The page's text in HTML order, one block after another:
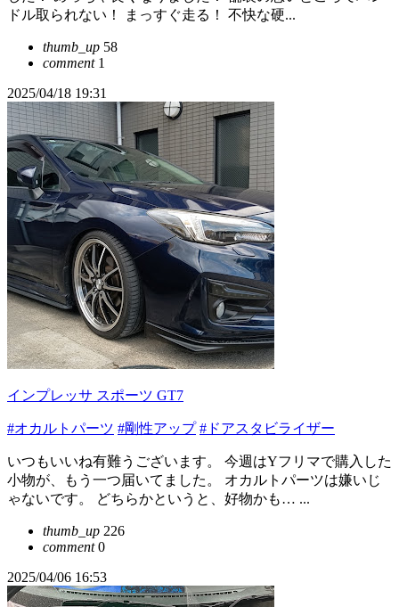
ドル取られない！ まっすぐ走る！ 不快な硬...
thumb_up 58
comment1
2025/04/18 19:31
インプレッサ スポーツ GT7
#オカルトパーツ #剛性アップ #ドアスタビライザー
いつもいいね有難うございます。 今週はYフリマで購入した
小物が、もう一つ届いてました。 オカルトパーツは嫌いじ
ゃないです。 どちらかというと、好物かも… ...
thumb_up 226
comment0
2025/04/06 16:53